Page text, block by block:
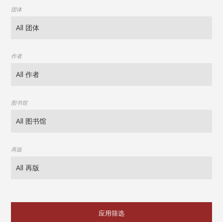
团体
作者
图书馆
再版
应用筛选